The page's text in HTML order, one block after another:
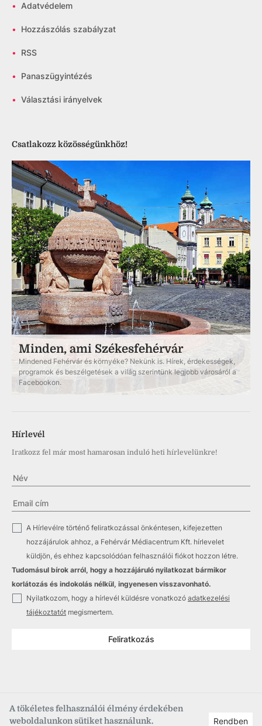
A tökéletes felhasználói élmény érdekében
weboldalunkon sütiket használunk.
Rendben
• Adatvédelem
• Hozzászólás szabályzat
• RSS
• Panaszügyintézés
• Választási irányelvek
Csatlakozz közösségünkhöz!
Minden, ami Székesfehérvár
Mindened Fehérvár és környéke? Nekünk is. Hírek, érdekességek,
programok és beszélgetések a világ szerintünk legjobb városáról a
Facebookon.
Hírlevél
Iratkozz fel már most hamarosan induló heti hírlevelünkre!
A Hírlevélre történő feliratkozással önkéntesen, kifejezetten
hozzájárulok ahhoz, a Fehérvár Médiacentrum Kft. hírlevelet
küldjön, és ehhez kapcsolódóan felhasználói fiókot hozzon létre.
Tudomásul bírok arról, hogy a hozzájáruló nyilatkozat bármikor
korlátozás és indokolás nélkül, ingyenesen visszavonható.
Nyilatkozom, hogy a hírlevél küldésre vonatkozó adatkezelési
tájékoztatót megismertem.
Feliratkozás